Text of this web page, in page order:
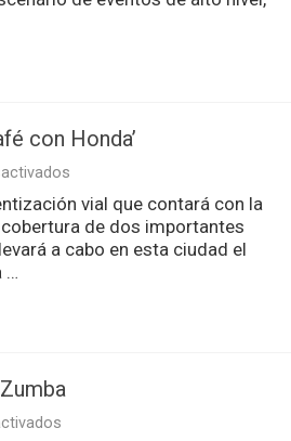
4°
con Honda’
en
el
evento
de
vial que contará con la
de dos importantes
a cabo en esta ciudad el
…
en